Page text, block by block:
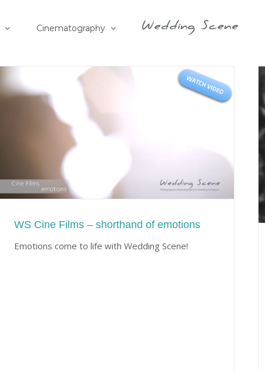
Cinematography
WS Cine Films – shorthand of emotions
Emotions come to life with Wedding Scene!